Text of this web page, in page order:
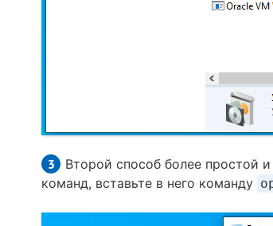
Второй способ более простой
команд, вставьте в него команду